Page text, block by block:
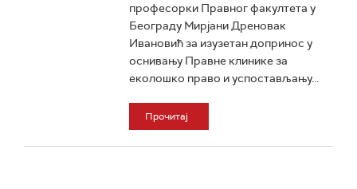
професорки Правног факултета у
Београду Мирјани Дреновак
Ивановић за изузетан допринос у
оснивању Правне клинике за
еколошко право и успостављању...
Прочитај